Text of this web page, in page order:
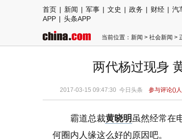
首页 | 新闻 | 军事 | 文史 | 政务 | 财经 | 汽
APP | 头条APP
当前位置： 新闻 > 社会新闻 >
两代杨过现身
2017-03-15 09:47:30 今日头条 参与评论()人
霸道总裁黄晓明虽然经常在
何圈内人缘这么好的原因吧。